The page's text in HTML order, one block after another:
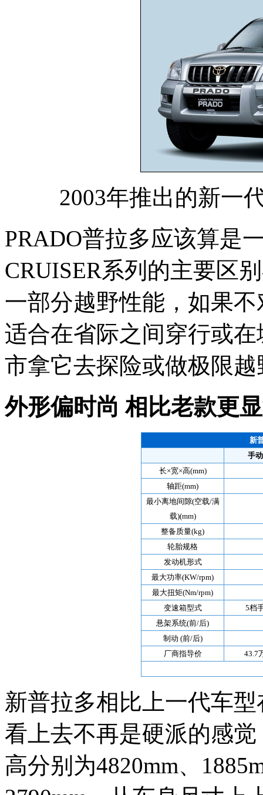
2003年推出的新一
PRADO普拉多应该算是
CRUISER系列的主要区
一部分越野性能，如果
适合在省际之间穿行或
市拿它去探险或做极限越
外形偏时尚 相比老款更
新
手
长×宽×高(mm)
轴距(mm)
最小离地间隙(空载/满
载)(mm)
整备质量(kg)
轮胎规格
发动机形式
最大功率(KW/rpm)
最大扭矩(Nm/rpm)
变速箱型式
5档
悬架系统(前/后)
制动 (前/后)
厂商指导价
43.7
新普拉多相比上一代车
看上去不再是硬派的感
高分别为4820mm、